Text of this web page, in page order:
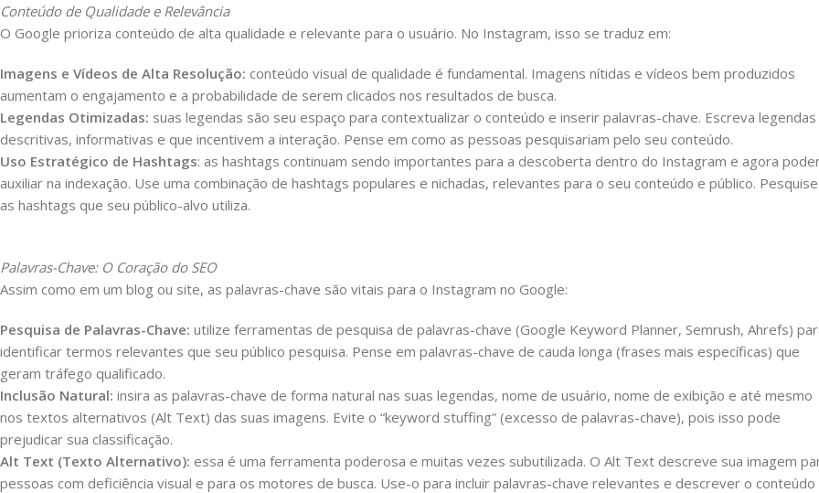
Conteúdo de Qualidade e Relevância
O Google prioriza conteúdo de alta qualidade e relevante para o usuário. No Instagram, isso se traduz em:
Imagens e Vídeos de Alta Resolução: conteúdo visual de qualidade é fundamental. Imagens nítidas e vídeos bem produzidos
aumentam o engajamento e a probabilidade de serem clicados nos resultados de busca.
Legendas Otimizadas: suas legendas são seu espaço para contextualizar o conteúdo e inserir palavras-chave. Escreva legendas
descritivas, informativas e que incentivem a interação. Pense em como as pessoas pesquisariam pelo seu conteúdo.
Uso Estratégico de Hashtags: as hashtags continuam sendo importantes para a descoberta dentro do Instagram e agora
auxiliar na indexação. Use uma combinação de hashtags populares e nichadas, relevantes para o seu conteúdo e público. Pesquise
as hashtags que seu público-alvo utiliza.
Palavras-Chave: O Coração do SEO
Assim como em um blog ou site, as palavras-chave são vitais para o Instagram no Google:
Pesquisa de Palavras-Chave: utilize ferramentas de pesquisa de palavras-chave (Google Keyword Planner, Semrush, Ahrefs)
identificar termos relevantes que seu público pesquisa. Pense em palavras-chave de cauda longa (frases mais específicas) que
geram tráfego qualificado.
Inclusão Natural: insira as palavras-chave de forma natural nas suas legendas, nome de usuário, nome de exibição e até mesmo
nos textos alternativos (Alt Text) das suas imagens. Evite o “keyword stuffing” (excesso de palavras-chave), pois isso pode
prejudicar sua classificação.
Alt Text (Texto Alternativo): essa é uma ferramenta poderosa e muitas vezes subutilizada. O Alt Text descreve sua imagem
pessoas com deficiência visual e para os motores de busca. Use-o para incluir palavras-chave relevantes e descrever o conteúdo